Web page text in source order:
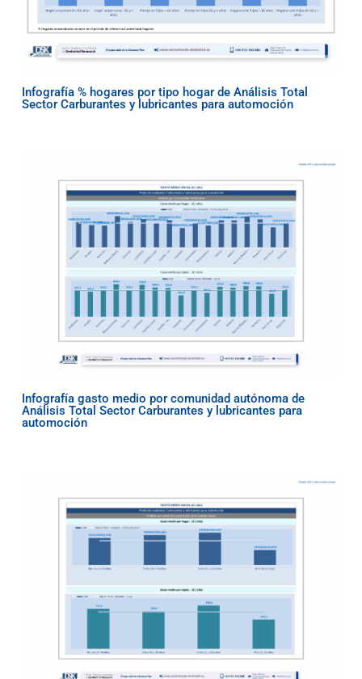
Infografía % hogares por tipo hogar de Análisis Total
Sector Carburantes y lubricantes para automoción
Infografía gasto medio por comunidad autónoma de
Análisis Total Sector Carburantes y lubricantes para
automoción